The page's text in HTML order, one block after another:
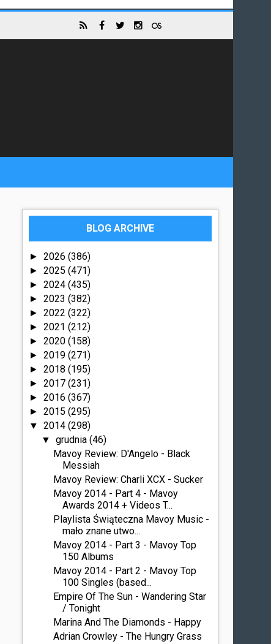
BLOG ARCHIVE
►2026(386)
►2025(471)
►2024(435)
►2023(382)
►2022(322)
►2021(212)
►2020(158)
►2019(271)
►2018(195)
►2017(231)
►2016(367)
►2015(295)
▼2014(298)
▼ grudnia (46)
Mavoy Review: D'Angelo - Black
Messiah
Mavoy Review: Charli XCX - Sucker
Mavoy 2014 - Part 4 - Mavoy
Awards 2014 + Videos T...
Playlista Świąteczna Mavoy Music -
mało znane utwo...
Mavoy 2014 - Part 3 - Mavoy Top
150 Albums
Mavoy 2014 - Part 2 - Mavoy Top
100 Singles (based...
Empire Of The Sun - Wandering Star
/ Tonight
Marina And The Diamonds - Happy
Adrian Crowley - The Hungry Grass